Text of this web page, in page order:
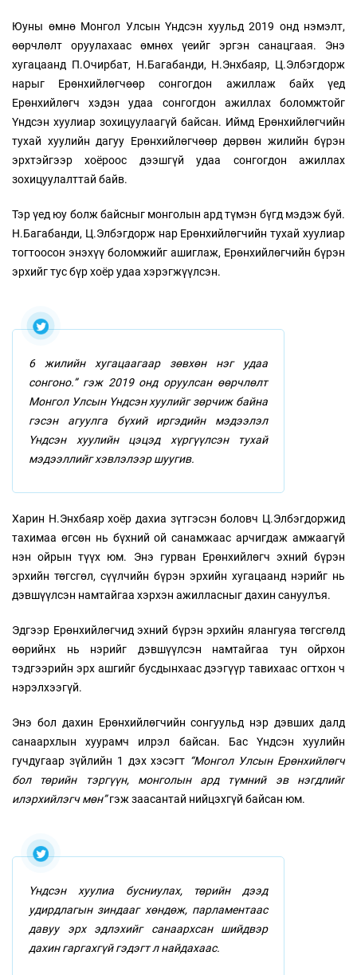
Юуны өмнө Монгол Улсын Үндсэн хуульд 2019 онд нэмэлт,
өөрчлөлт оруулахаас өмнөх үеийг эргэн санацгаая. Энэ
хугацаанд П.Очирбат, Н.Багабанди, Н.Энхбаяр, Ц.Элбэгдорж
нарыг Ерөнхийлөгчөөр сонгогдон ажиллаж байх үед
Ерөнхийлөгч хэдэн удаа сонгогдон ажиллах боломжтойг
Үндсэн хуулиар зохицуулаагүй байсан. Иймд Ерөнхийлөгчийн
тухай хуулийн дагуу Ерөнхийлөгчөөр дөрвөн жилийн бүрэн
эрхтэйгээр хоёроос дээшгүй удаа сонгогдон ажиллах
зохицуулалттай байв.
Тэр үед юу болж байсныг монголын ард түмэн бүгд мэдэж буй.
Н.Багабанди, Ц.Элбэгдорж нар Ерөнхийлөгчийн тухай хуулиар
тогтоосон энэхүү боломжийг ашиглаж, Ерөнхийлөгчийн бүрэн
эрхийг тус бүр хоёр удаа хэрэгжүүлсэн.
6 жилийн хугацаагаар зөвхөн нэг удаа
сонгоно.” гэж 2019 онд оруулсан өөрчлөлт
Монгол Улсын Үндсэн хуулийг зөрчиж байна
гэсэн агуулга бүхий иргэдийн мэдээлэл
Үндсэн хуулийн цэцэд хүргүүлсэн тухай
мэдээллийг хэвлэлээр шуугив.
Харин Н.Энхбаяр хоёр дахиа зүтгэсэн боловч Ц.Элбэгдоржид
тахимаа өгсөн нь бүхний ой санамжаас арчигдаж амжаагүй
нэн ойрын түүх юм. Энэ гурван Ерөнхийлөгч эхний бүрэн
эрхийн төгсгөл, сүүлчийн бүрэн эрхийн хугацаанд нэрийг нь
дэвшүүлсэн намтайгаа хэрхэн ажилласныг дахин сануулъя.
Эдгээр Ерөнхийлөгчид эхний бүрэн эрхийн ялангуяа төгсгөлд
өөрийнх нь нэрийг дэвшүүлсэн намтайгаа тун ойрхон
тэдгээрийн эрх ашгийг бусдынхаас дээгүүр тавихаас огтхон ч
нэрэлхээгүй.
Энэ бол дахин Ерөнхийлөгчийн сонгуульд нэр дэвших далд
санаархлын хуурамч илрэл байсан. Бас Үндсэн хуулийн
гучдугаар зүйлийн 1 дэх хэсэгт “Монгол Улсын Ерөнхийлөгч
бол төрийн тэргүүн, монголын ард түмний эв нэгдлийг
илэрхийлэгч мөн”гэж заасантай нийцэхгүй байсан юм.
Үндсэн хуулиа бусниулах, төрийн дээд
удирдлагын зиндааг хөндөж, парламентаас
давуу эрх эдлэхийг санаархсан шийдвэр
дахин гаргахгүй гэдэгт л найдахаас.